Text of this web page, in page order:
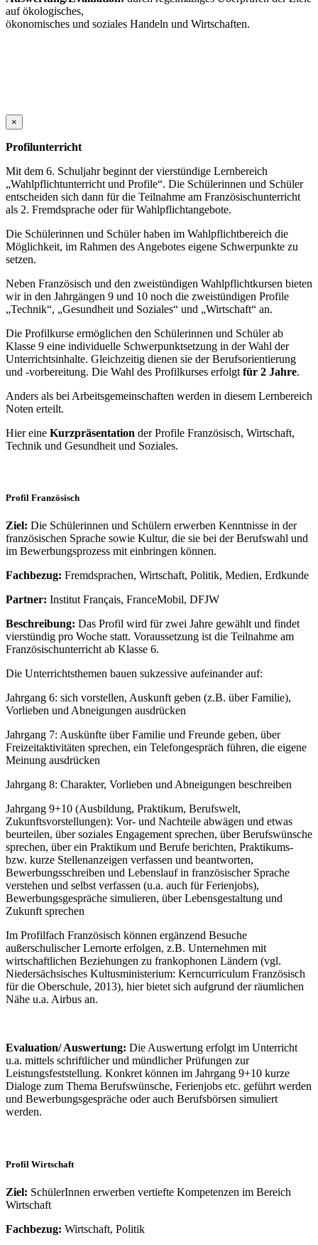
auf ökologisches,
ökonomisches und soziales Handeln und Wirtschaften.
×
Profilunterricht
Mit dem 6. Schuljahr beginnt der vierstündige Lernbereich
„Wahlpflichtunterricht und Profile“. Die Schülerinnen und Schüler
entscheiden sich dann für die Teilnahme am Französischunterricht
als 2. Fremdsprache oder für Wahlpflichtangebote.
Die Schülerinnen und Schüler haben im Wahlpflichtbereich die
Möglichkeit, im Rahmen des Angebotes eigene Schwerpunkte zu
setzen.
Neben Französisch und den zweistündigen Wahlpflichtkursen bieten
wir in den Jahrgängen 9 und 10 noch die zweistündigen Profile
„Technik“, „Gesundheit und Soziales“ und „Wirtschaft“ an.
Die Profilkurse ermöglichen den Schülerinnen und Schüler ab
Klasse 9 eine individuelle Schwerpunktsetzung in der Wahl der
Unterrichtsinhalte. Gleichzeitig dienen sie der Berufsorientierung
und -vorbereitung. Die Wahl des Profilkurses erfolgt für 2 Jahre.
Anders als bei Arbeitsgemeinschaften werden in diesem Lernbereich
Noten erteilt.
Hier eine Kurzpräsentation der Profile Französisch, Wirtschaft,
Technik und Gesundheit und Soziales.
Profil Französisch
Ziel: Die Schülerinnen und Schülern erwerben Kenntnisse in der
französischen Sprache sowie Kultur, die sie bei der Berufswahl und
im Bewerbungsprozess mit einbringen können.
Fachbezug: Fremdsprachen, Wirtschaft, Politik, Medien, Erdkunde
Partner: Institut Français, FranceMobil, DFJW
Beschreibung: Das Profil wird für zwei Jahre gewählt und findet
vierstündig pro Woche statt. Voraussetzung ist die Teilnahme am
Französischunterricht ab Klasse 6.
Die Unterrichtsthemen bauen sukzessive aufeinander auf:
Jahrgang 6: sich vorstellen, Auskunft geben (z.B. über Familie),
Vorlieben und Abneigungen ausdrücken
Jahrgang 7: Auskünfte über Familie und Freunde geben, über
Freizeitaktivitäten sprechen, ein Telefongespräch führen, die eigene
Meinung ausdrücken
Jahrgang 8: Charakter, Vorlieben und Abneigungen beschreiben
Jahrgang 9+10 (Ausbildung, Praktikum, Berufswelt,
Zukunftsvorstellungen): Vor- und Nachteile abwägen und etwas
beurteilen, über soziales Engagement sprechen, über Berufswünsche
sprechen, über ein Praktikum und Berufe berichten, Praktikums-
bzw. kurze Stellenanzeigen verfassen und beantworten,
Bewerbungsschreiben und Lebenslauf in französischer Sprache
verstehen und selbst verfassen (u.a. auch für Ferienjobs),
Bewerbungsgespräche simulieren, über Lebensgestaltung und
Zukunft sprechen
Im Profilfach Französisch können ergänzend Besuche
außerschulischer Lernorte erfolgen, z.B. Unternehmen mit
wirtschaftlichen Beziehungen zu frankophonen Ländern (vgl.
Niedersächsisches Kultusministerium: Kerncurriculum Französisch
für die Oberschule, 2013), hier bietet sich aufgrund der räumlichen
Nähe u.a. Airbus an.
Evaluation/ Auswertung: Die Auswertung erfolgt im Unterricht
u.a. mittels schriftlicher und mündlicher Prüfungen zur
Leistungsfeststellung. Konkret können im Jahrgang 9+10 kurze
Dialoge zum Thema Berufswünsche, Ferienjobs etc. geführt werden
und Bewerbungsgespräche oder auch Berufsbörsen simuliert
werden.
Profil Wirtschaft
Ziel: SchülerInnen erwerben vertiefte Kompetenzen im Bereich
Wirtschaft
Fachbezug: Wirtschaft, Politik